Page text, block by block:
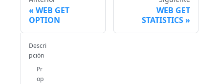
WEB GET
OPTION
WEB GET
STATISTICS
Descri
pción
Pr
op